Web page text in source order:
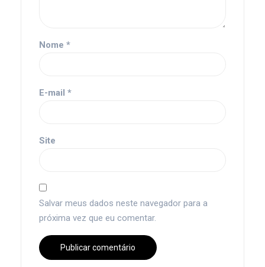
Nome *
E-mail *
Site
Salvar meus dados neste navegador para a
próxima vez que eu comentar.